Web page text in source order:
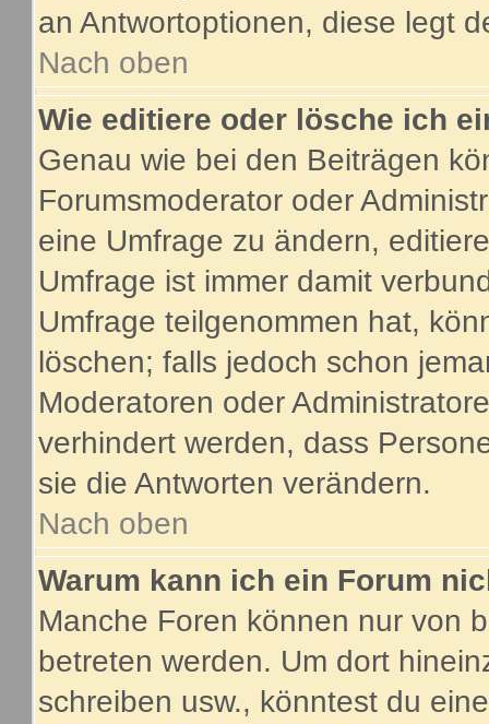
an Antwortoptionen, diese legt
Nach oben
Wie editiere oder lösche ich
Genau wie bei den Beiträgen
Forumsmoderator oder
eine Umfrage zu ändern,
Umfrage ist immer damit
Umfrage teilgenommen hat,
löschen; falls jedoch schon
Moderatoren oder
verhindert werden, dass
sie die Antworten verändern.
Nach oben
Warum kann ich ein Forum
Manche Foren können nur von
betreten werden. Um dort
schreiben usw., könntest du